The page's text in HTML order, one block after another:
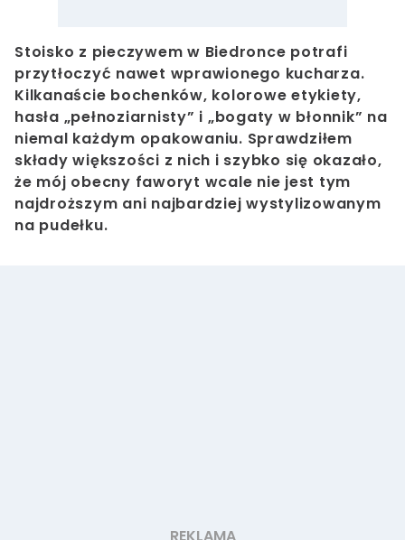
Stoisko z pieczywem w Biedronce potrafi
przytłoczyć nawet wprawionego kucharza.
Kilkanaście bochenków, kolorowe etykiety,
hasła „pełnoziarnisty” i „bogaty w błonnik” na
niemal każdym opakowaniu. Sprawdziłem
składy większości z nich i szybko się okazało,
że mój obecny faworyt wcale nie jest tym
najdroższym ani najbardziej wystylizowanym
na pudełku.